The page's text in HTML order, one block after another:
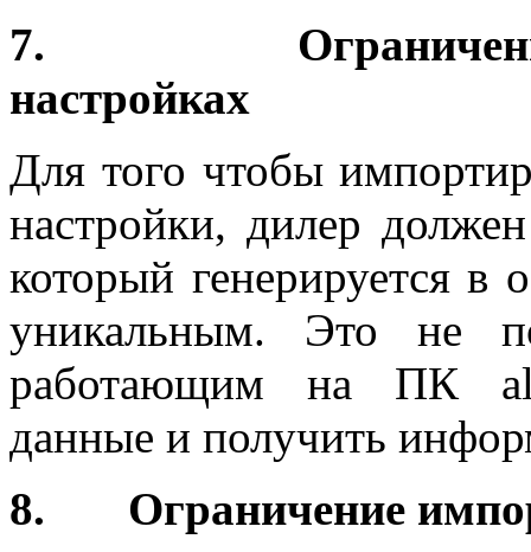
7. Ограничение
настройках
Для того чтобы
настройки, дилер
который генерируется в
уникальным. Это не
работающим на ПК
данные и получить
8. Ограничение